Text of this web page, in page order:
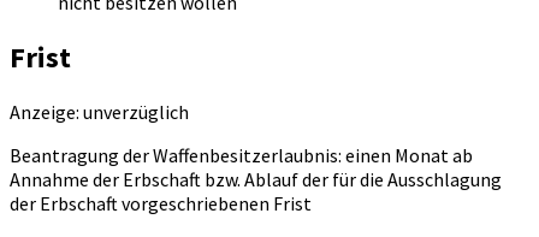
Frist
Anzeige: unverzüglich
Beantragung der Waffenbesitzerlaubnis: einen Monat ab
Annahme der Erbschaft bzw. Ablauf der für die Ausschlagung
der Erbschaft vorgeschriebenen Frist